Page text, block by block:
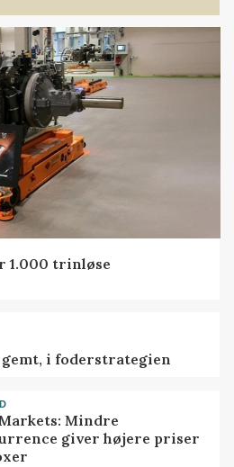
1.000 trinløse
i foderstrategien
Mindre
giver højere priser